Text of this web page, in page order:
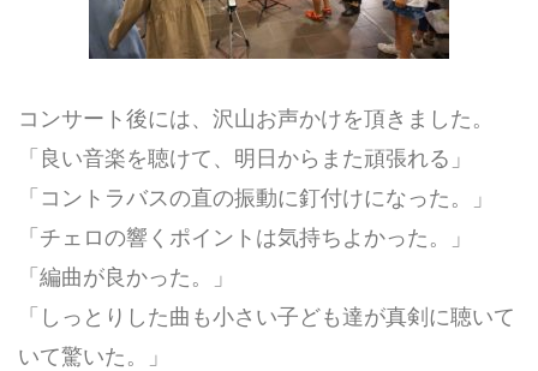
コンサート後には、沢山お声かけを頂きました。
「良い音楽を聴けて、明日からまた頑張れる」
「コントラバスの直の振動に釘付けになった。」
「チェロの響くポイントは気持ちよかった。」
「編曲が良かった。」
「しっとりした曲も小さい子ども達が真剣に聴いて
いて驚いた。」